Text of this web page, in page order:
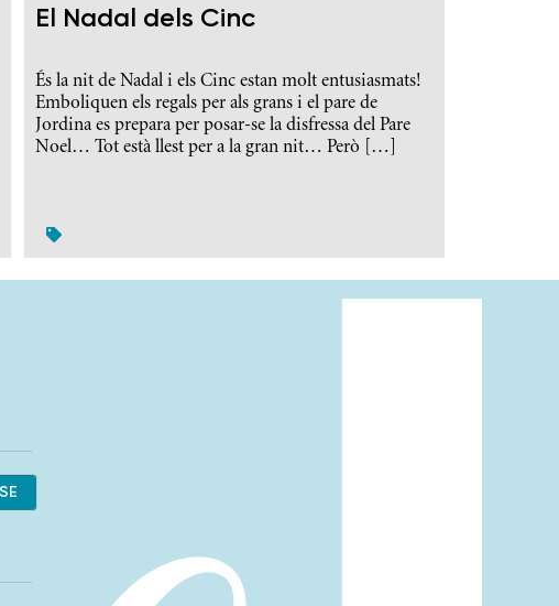
El Nadal dels Cinc
És la nit de Nadal i els Cinc estan molt entusiasmats!
Emboliquen els regals per als grans i el pare de
Jordina es prepara per posar-se la disfressa del Pare
Noel… Tot està llest per a la gran nit… Però […]